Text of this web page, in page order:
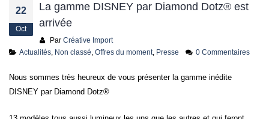
22
Oct
La gamme DISNEY par Diamond Dotz® est
arrivée
Par Créative Import
Actualités, Non classé Offres du moment, Presse 0 Commentaires
Nous sommes très heureux de vous présenter la gamme inédite
DISNEY par Diamond Dotz®